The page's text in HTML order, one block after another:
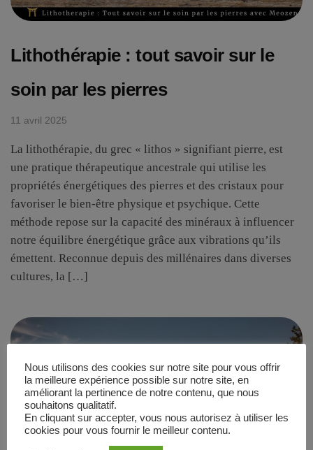
Lithothérapie : tout savoir sur le
soin par les pierres
11 avril 2025
La lithothérapie, du grec « lithos » signifiant pierre, est
une pratique thérapeutique ancestrale qui utilise les
propriétés énergétiques des pierres et des cristaux pour
favoriser le bien-être physique et psychique. Cette
méthode repose sur la capacité des minéraux à influencer
notre équilibre énergétique grâce aux vibrations qu’ils
émettent. Reconnue depuis des millénaires dans diverses
cultures, la […]
Nous utilisons des cookies sur notre site pour vous offrir
la meilleure expérience possible sur notre site, en
améliorant la pertinence de notre contenu, que nous
souhaitons qualitatif.
En cliquant sur accepter, vous nous autorisez à utiliser les
cookies pour vous fournir le meilleur contenu.